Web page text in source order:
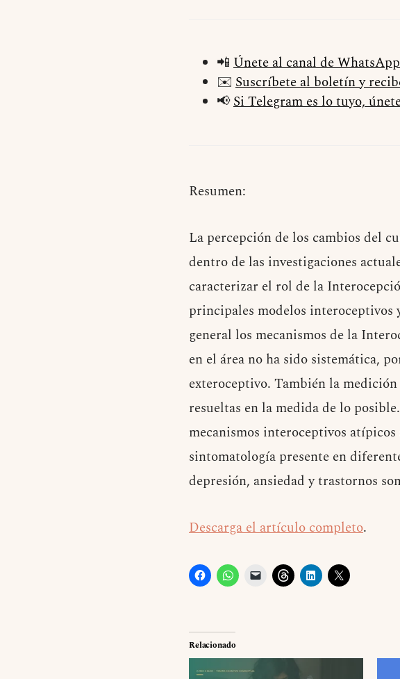
📲 Únete al canal de
✉️ Suscríbete al boletín y
📢Si Telegram es lo tuyo,
Resumen:
La percepción de los cambios del
dentro de las investigaciones
caracterizar el rol de la
principales modelos interoceptivos
general los mecanismos de la
en el área no ha sido sistemática,
exteroceptivo. También la
resueltas en la medida de lo
mecanismos interoceptivos
sintomatología presente en
depresión, ansiedad y trastornos
Descarga el artículo completo.
Relacionado